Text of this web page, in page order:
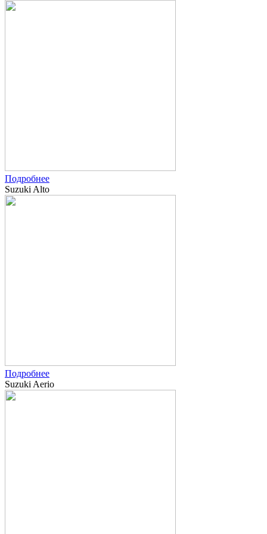
Подробнее
Suzuki Alto
Подробнее
Suzuki Aerio